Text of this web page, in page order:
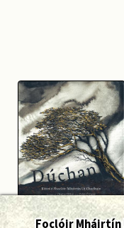
Foclóir Mháirtín